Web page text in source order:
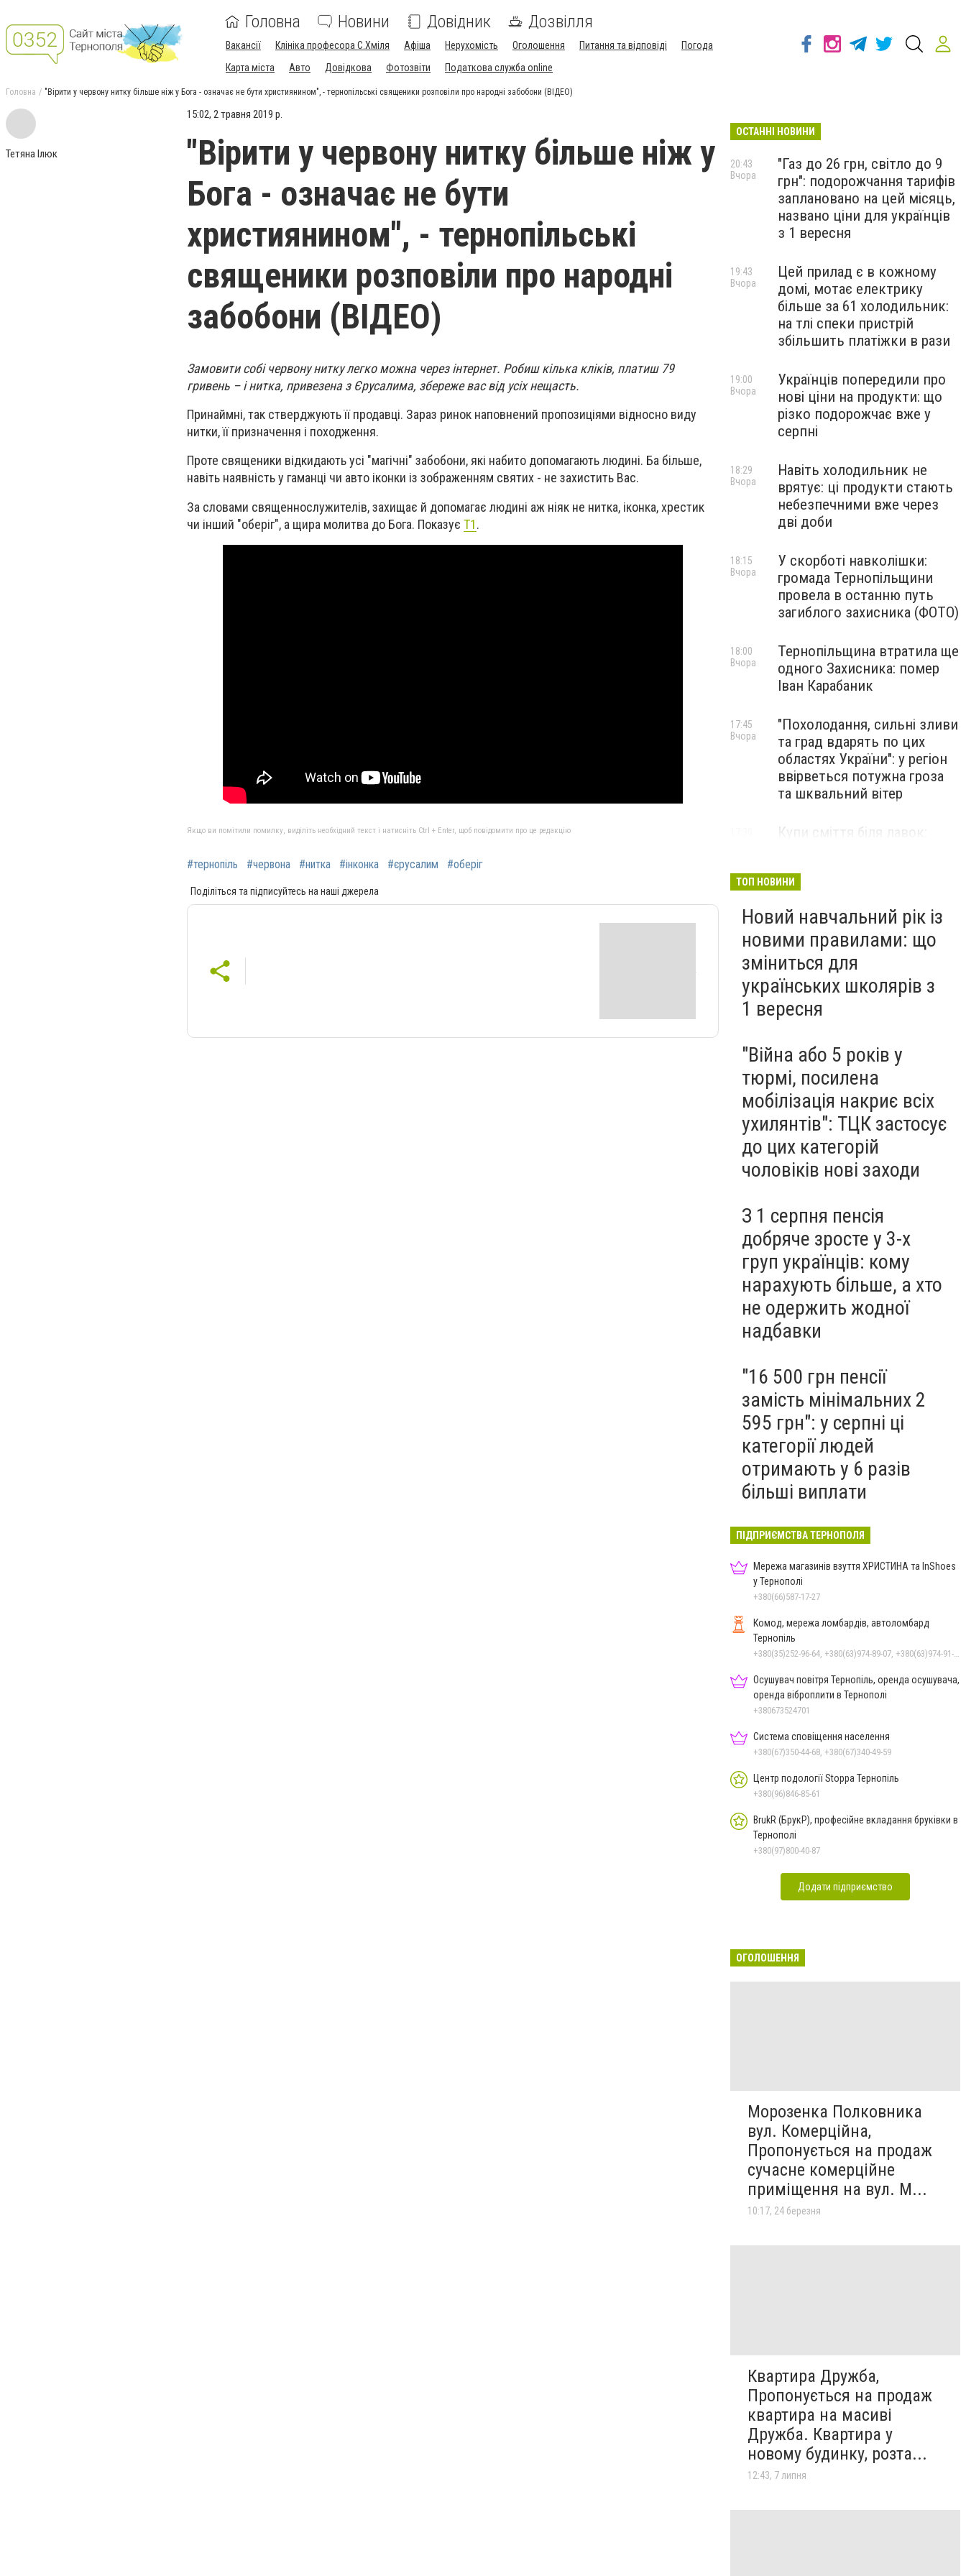
Головна Новини Довідник Дозвілля
Вакансії Клініка професора С.Хміля Афіша Нерухомість Оголошення Питання та відповіді
Погода
Карта міста
Авто Довідкова Фотозвіти Податкова служба online
Головна "Вірити у червону нитку більше ніж у Бога - означає не бути християнином", - тернопільські священики розповіли про народні забобони (ВІДЕО)
Тетяна Ілюк
15:02, 2 травня 2019 р.
"Вірити у червону нитку більше ніж у
Бога - означає не бути
християнином", - тернопільські
священики розповіли про народні
забобони (ВІДЕО)
Замовити собі червону нитку легко можна через інтернет. Робиш кілька кліків, платиш 79
гривень – і нитка, привезена з Єрусалима, збереже вас від усіх нещасть.
Принаймні, так стверджують її продавці. Зараз ринок наповнений пропозиціями відносно виду
нитки, її призначення і походження.
Проте священики відкидають усі "магічні" забобони, які набито допомагають людині. Ба більше,
навіть наявність у гаманці чи авто іконки із зображенням святих - не захистить Вас.
За словами священнослужителів, захищає й допомагає людині аж ніяк не нитка, іконка, хрестик
чи інший "оберіг", а щира молитва до Бога. Показує Т1.
Якщо ви помітили помилку, виділіть необхідний текст і натисніть Ctrl + Enter, щоб повідомити про це редакцію
#тернопіль #червона #нитка #інконка #єрусалим #оберіг
Поділіться та підписуйтесь на наші джерела
ОСТАННІ НОВИНИ
"Газ до 26 грн, світло до 9
грн": подорожчання тарифів
заплановано на цей місяць,
названо ціни для українців
з 1 вересня
20:43
Вчора
Цей прилад є в кожному
домі, мотає електрику
більше за 61 холодильник:
на тлі спеки пристрій
збільшить платіжки в рази
19:43
Вчора
Українців попередили про
нові ціни на продукти: що
різко подорожчає вже у
серпні
19:00
Вчора
Навіть холодильник не
врятує: ці продукти стають
небезпечними вже через
дві доби
18:29
Вчора
У скорботі навколішки:
громада Тернопільщини
провела в останню путь
загиблого захисника (ФОТО)
18:15
Вчора
Тернопільщина втратила ще
одного Захисника: помер
Іван Карабаник
18:00
Вчора
"Похолодання, сильні зливи
та град вдарять по цих
областях України": у регіон
ввірветься потужна гроза
та шквальний вітер
17:45
Вчора
Купи сміття біля лавок:
побаченого у парку (ВІДЕО)
ТОП НОВИНИ
Новий навчальний рік із
новими правилами: що
зміниться для
українських школярів з
1 вересня
"Війна або 5 років у
тюрмі, посилена
мобілізація накриє всіх
ухилянтів": ТЦК застосує
до цих категорій
чоловіків нові заходи
З 1 серпня пенсія
добряче зросте у 3-х
груп українців: кому
нарахують більше, а хто
не одержить жодної
надбавки
"16 500 грн пенсії
замість мінімальних 2
595 грн": у серпні ці
категорії людей
отримають у 6 разів
більші виплати
ПІДПРИЄМСТВА ТЕРНОПОЛЯ
Мережа магазинів взуття ХРИСТИНА та InShoes
у Тернополі
+380(66)587-17-27
Комод, мережа ломбардів, автоломбард
Тернопіль
+380(35)252-96-64, +380(63)974-89-07, +380(63)974-91-57
Осушувач повітря Тернопіль, оренда осушувача,
оренда віброплити в Тернополі
+380673524701
Система сповіщення населення
+380(67)350-44-68, +380(67)340-49-59
Центр подології Stoppa Тернопіль
+380(96)846-85-61
BrukR (БрукР), професійне вкладання бруківки в
Тернополі
+380(97)800-40-87
Додати підприємство
ОГОЛОШЕННЯ
Морозенка Полковника
вул. Комерційна,
Пропонується на продаж
сучасне комерційне
приміщення на вул. М...
10:17, 24 березня
Квартира Дружба,
Пропонується на продаж
квартира на масиві
Дружба. Квартира у
новому будинку, розта...
12:43, 7 липня